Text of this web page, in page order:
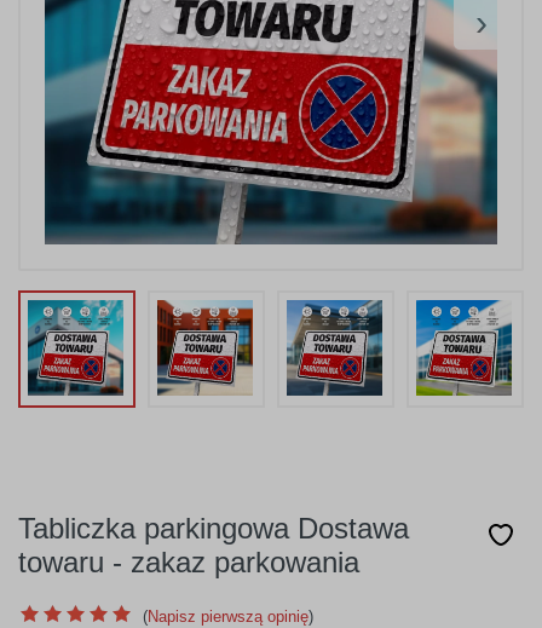
›
Tabliczka parkingowa Dostawa
towaru - zakaz parkowania
(Napisz pierwszą opinię)